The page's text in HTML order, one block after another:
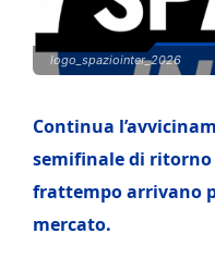
logo_spaziointer_2026
Continua
semifinale di ritorno
frattempo arrivano
mercato.